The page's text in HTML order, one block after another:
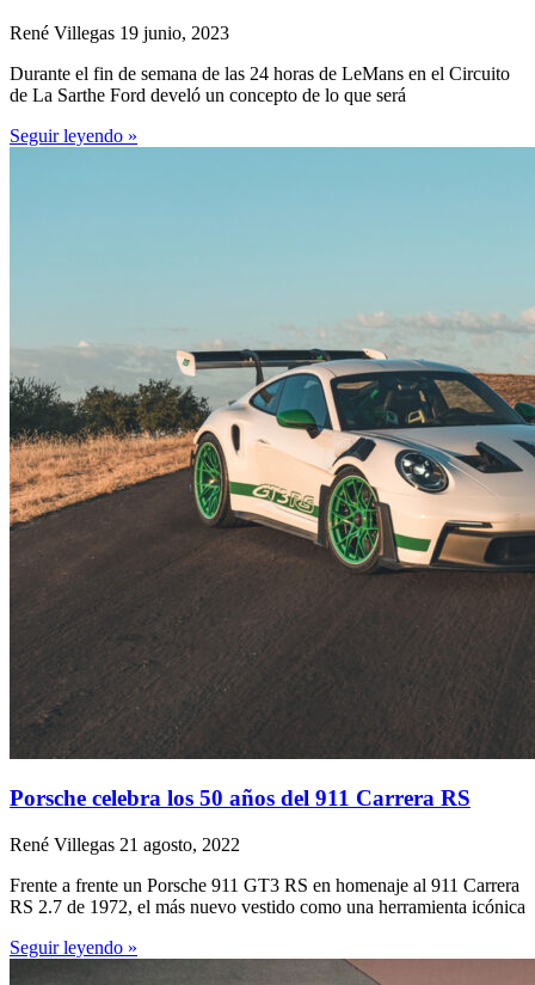
René Villegas 19 junio, 2023
Durante el fin de semana de las 24 horas de LeMans en el Circuito
de La Sarthe Ford develó un concepto de lo que será
Seguir leyendo »
Porsche celebra los 50 años del 911 Carrera RS
René Villegas 21 agosto, 2022
Frente a frente un Porsche 911 GT3 RS en homenaje al 911 Carrera
RS 2.7 de 1972, el más nuevo vestido como una herramienta icónica
Seguir leyendo »